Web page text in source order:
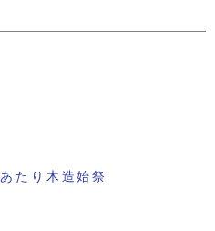
たり木造始祭